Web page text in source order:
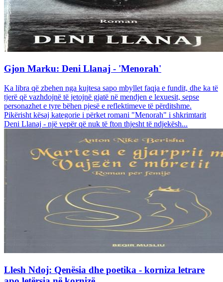
Gjon Marku: Deni Llanaj - 'Menorah'
Ka libra që zbehen nga kujtesa sapo mbyllet faqja e fundit, dhe ka të
tjerë që vazhdojnë të jetojnë gjatë në mendjen e lexuesit, sepse
personazhet e tyre bëhen pjesë e reflektimeve të përditshme.
Pikërisht kësaj kategorie i përket romani "Menorah" i shkrimtarit
Deni Llanaj - një vepër që nuk të fton thjesht të ndjekësh...
Llesh Ndoj: Qenësia dhe poetika - korniza letrare